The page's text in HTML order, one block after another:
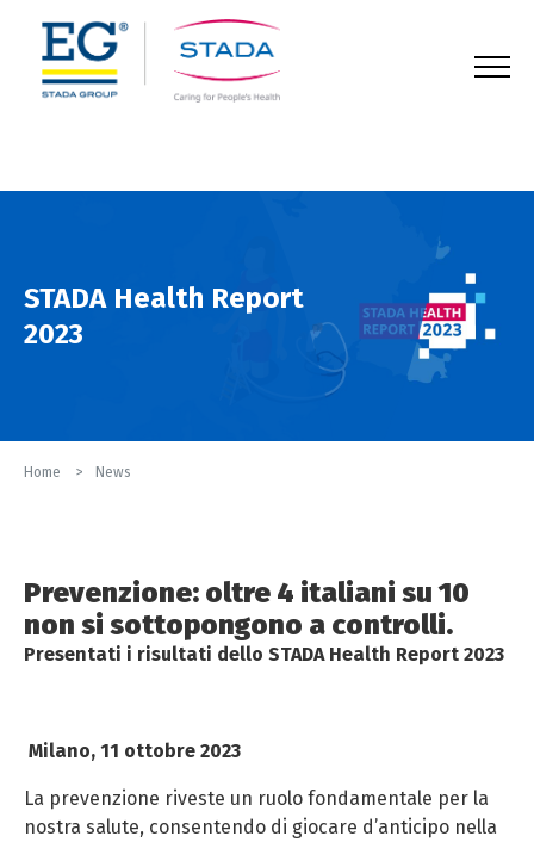
STADA Health Report
2023
Home News
Prevenzione: oltre 4 italiani su 10
non si sottopongono a controlli.
Presentati i risultati dello STADA Health Report 2023
Milano, 11 ottobre 2023
La prevenzione riveste un ruolo fondamentale per la
nostra salute, consentendo di giocare d’anticipo nella